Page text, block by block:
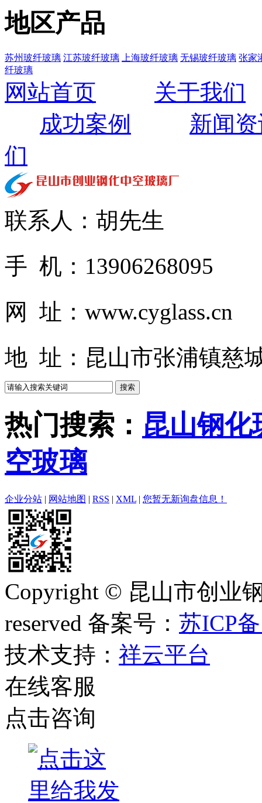
地区产品
苏州玻纤玻璃 江苏玻纤玻璃 上海玻纤玻璃 无锡玻纤玻璃 张家
纤玻璃
网站首页
关于我们
成功案例
新闻
们
联系人：胡先生
手 机：13906268095
网 址：www.cyglass.cn
地 址：昆山市张浦镇慈
热门搜索： 昆山钢化
空玻璃
企业分站 | 网站地图 | RSS | XML | 您暂无新询盘信息！
Copyright © 昆山市创业
reserved 备案号： 苏ICP
技术支持： 祥云平台
在线客服
点击咨询